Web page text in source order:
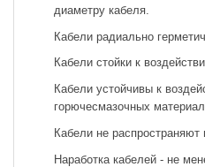
диаметру кабеля.
Кабели радиально
Кабели стойки к
Кабели устойчивы к
горючесмазочных
Кабели не распространяют
Наработка кабелей - не